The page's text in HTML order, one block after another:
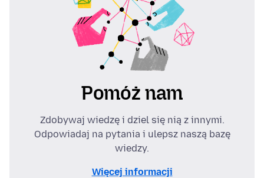
Pomóż nam
Zdobywaj wiedzę i dziel się nią z innymi.
Odpowiadaj na pytania i ulepsz naszą bazę
wiedzy.
Więcej informacji